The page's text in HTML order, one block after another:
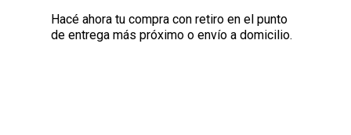
Hacé ahora tu compra con retiro en el punto
de entrega más próximo o envío a domicilio.